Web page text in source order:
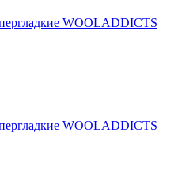
WOOLADDICTS
WOOLADDICTS